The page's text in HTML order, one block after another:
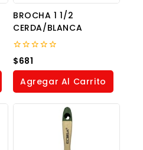
BROCHA 1 1/2
CERDA/BLANCA
0
out
of
$681
Agregar Al Carrito